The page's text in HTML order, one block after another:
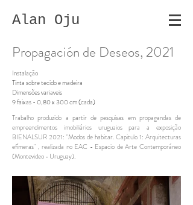
Alan Oju
Propagación de Deseos, 2021
Instalação
Tinta sobre tecido e madeira
Dimensões variaveis
9 faixas - 0,80 x 300 cm (cada)
Trabalho produzido a partir de pesquisas em propagandas de
empreendimentos imobiliários uruguaios para a exposição
BIENALSUR 2021: "Modos de habitar. Capitulo 1: Arquitecturas
efímeras" , realizada no EAC - Espacio de Arte Contemporáneo
(Montevideo - Uruguay).